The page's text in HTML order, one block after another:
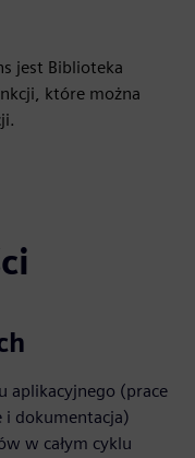
jest Biblioteka
które można
aplikacyjnego (prace
i dokumentacja)
w całym cyklu